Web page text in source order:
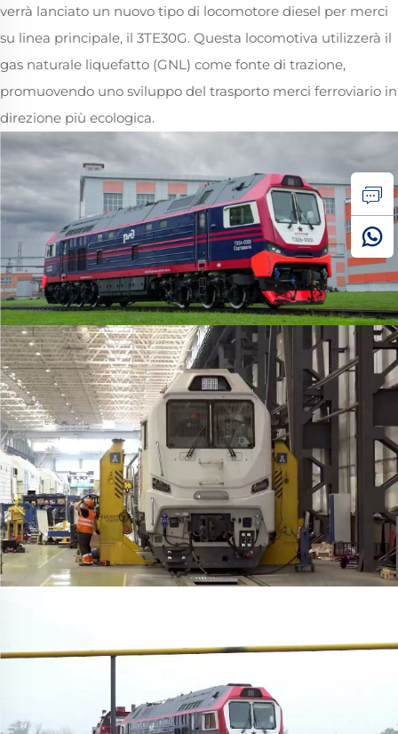
verrà lanciato un nuovo tipo di locomotore diesel per merci
su linea principale, il 3TE30G. Questa locomotiva utilizzerà il
gas naturale liquefatto (GNL) come fonte di trazione,
promuovendo uno sviluppo del trasporto merci ferroviario in
direzione più ecologica.